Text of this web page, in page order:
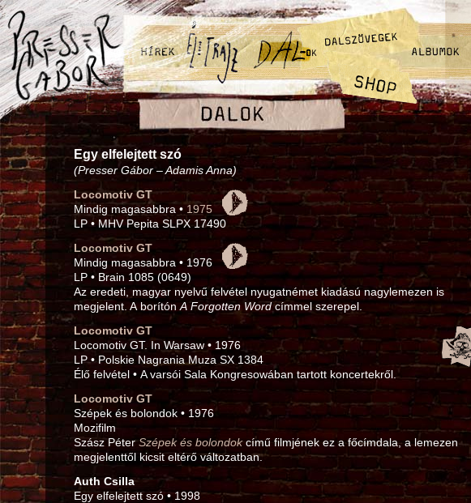
Egy elfelejtett szó
(Presser Gábor – Adamis Anna)
Locomotiv GT
Mindig magasabbra • 1975
LP • MHV Pepita SLPX 17490
Locomotiv GT
Mindig magasabbra • 1976
LP • Brain 1085 (0649)
Az eredeti, magyar nyelvű felvétel nyugatnémet kiadású nagylemezen is
megjelent. A borítón A Forgotten Wordcímmel szerepel.
Locomotiv GT
Locomotiv GT. In Warsaw • 1976
LP • Polskie Nagrania Muza SX 1384
Élő felvétel • A varsói Sala Kongresowában tartott koncertekről.
Locomotiv GT
Szépek és bolondok • 1976
Mozifilm
Szász PéterSzépek és bolondokcímű filmjének ez a főcímdala, a lemezen
megjelenttől kicsit eltérő változatban.
Auth Csilla
Egy elfelejtett szó • 1998